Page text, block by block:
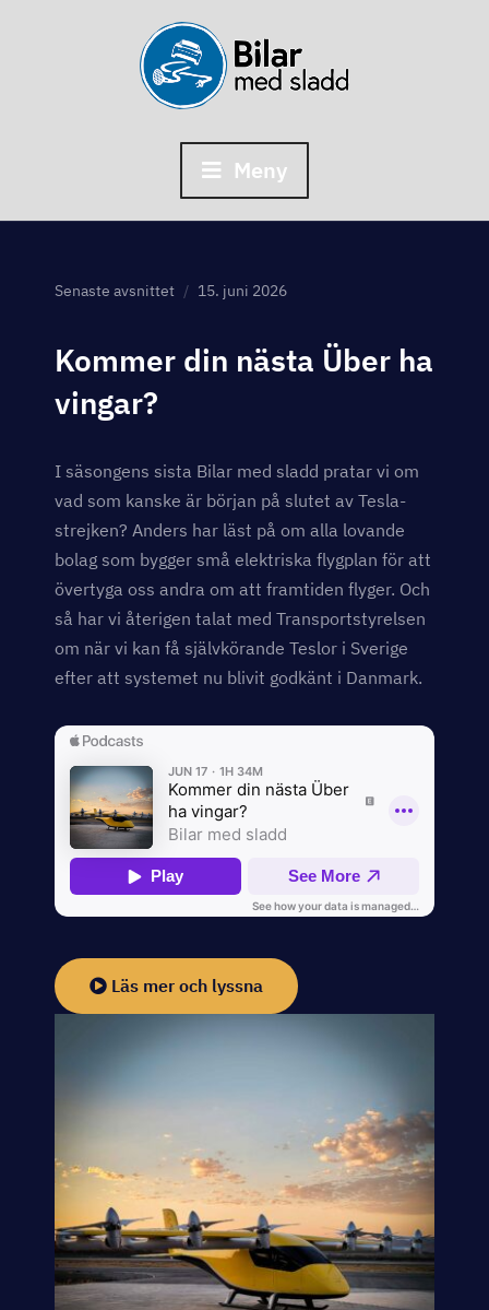
to
content
Meny
Senaste avsnittet 15. juni 2026
Kommer din nästa Über ha
vingar?
I säsongens sista Bilar med sladd pratar vi om
vad som kanske är början på slutet av Tesla-
strejken? Anders har läst på om alla lovande
bolag som bygger små elektriska flygplan för att
övertyga oss andra om att framtiden flyger. Och
så har vi återigen talat med Transportstyrelsen
om när vi kan få självkörande Teslor i Sverige
efter att systemet nu blivit godkänt i Danmark.
Läs mer och lyssna